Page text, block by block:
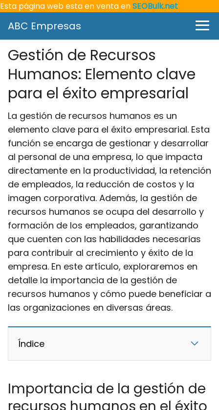
Esta página web esta en venta enSEOBulk.net
ABC Empresas
Gestión de Recursos
Humanos: Elemento clave
para el éxito empresarial
La gestión de recursos humanos es un
elemento clave para el éxito empresarial. Esta
función se encarga de gestionar y desarrollar
al personal de una empresa, lo que impacta
directamente en la productividad, la retención
de empleados, la reducción de costos y la
imagen corporativa. Además, la gestión de
recursos humanos se ocupa del desarrollo y
formación de los empleados, garantizando
que cuenten con las habilidades necesarias
para contribuir al crecimiento y éxito de la
empresa. En este artículo, exploraremos en
detalle la importancia de la gestión de
recursos humanos y cómo puede beneficiar a
las organizaciones en diversas áreas.
Índice
Importancia de la gestión de